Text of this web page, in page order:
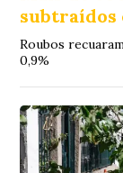
subtraídos
Roubos
0,9%